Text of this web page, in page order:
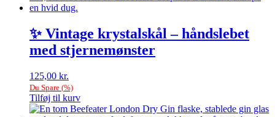
✨ Vintage krystalskål – håndslebet
med stjernemønster
125,00 kr.
Du Spare (%)
Tilføj til kurv